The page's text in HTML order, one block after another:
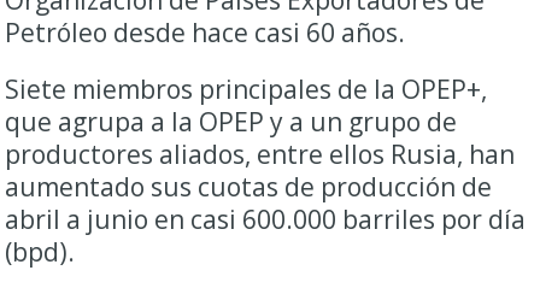
Petróleo desde hace casi 60 años.
Siete miembros principales de la OPEP+,
que agrupa a la OPEP y a un grupo de
productores aliados, entre ellos Rusia, han
aumentado sus cuotas de producción de
abril ‌a junio en casi 600.000 barriles por ⁠día
(bpd).